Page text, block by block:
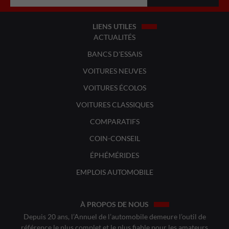
LIENS UTILES
ACTUALITÉS
BANCS D'ESSAIS
VOITURES NEUVES
VOITURES ÉCOLOS
VOITURES CLASSIQUES
COMPARATIFS
COIN-CONSEIL
ÉPHÉMÉRIDES
EMPLOIS AUTOMOBILE
À PROPOS DE NOUS
Depuis 20 ans, l’Annuel de l’automobile demeure l’outil de